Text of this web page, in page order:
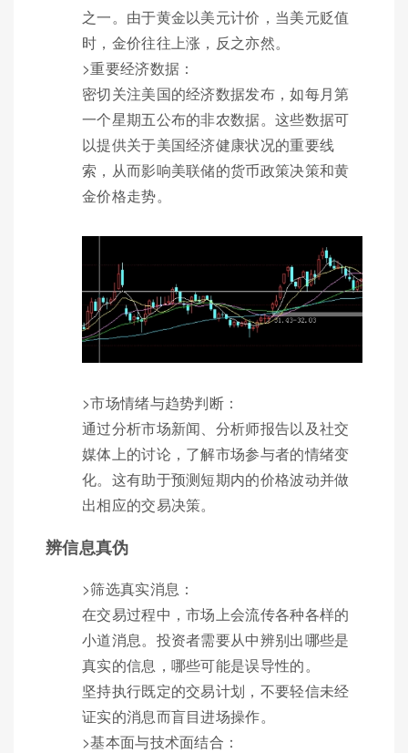
之一。由于黄金以美元计价，当美元贬值
时，金价往往上涨，反之亦然。
>重要经济数据：
密切关注美国的经济数据发布，如每月第
一个星期五公布的非农数据。这些数据可
以提供关于美国经济健康状况的重要线
索，从而影响美联储的货币政策决策和黄
金价格走势。
>市场情绪与趋势判断：
通过分析市场新闻、分析师报告以及社交
媒体上的讨论，了解市场参与者的情绪变
化。这有助于预测短期内的价格波动并做
出相应的交易决策。
辨信息真伪
>筛选真实消息：
在交易过程中，市场上会流传各种各样的
小道消息。投资者需要从中辨别出哪些是
真实的信息，哪些可能是误导性的。
坚持执行既定的交易计划，不要轻信未经
证实的消息而盲目进场操作。
>基本面与技术面结合：